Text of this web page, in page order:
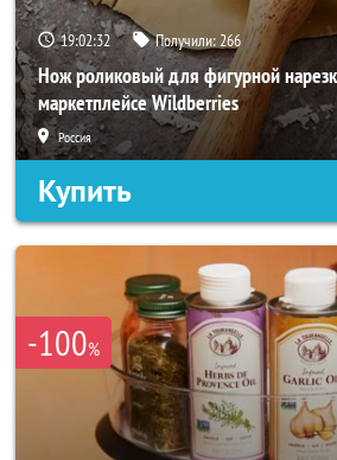
19:02:30 Получили:266
Нож роликовый для фигурной
маркетплейсе Wildberries
Россия
Купить
-100%